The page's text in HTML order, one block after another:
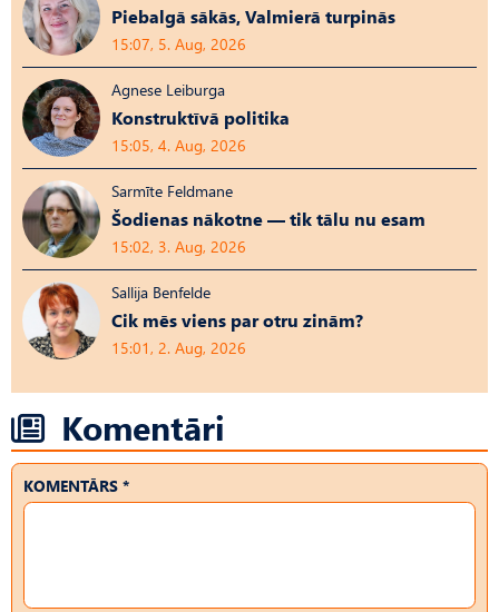
Piebalgā sākās, Valmierā turpinās
15:07, 5. Aug, 2026
Agnese Leiburga
Konstruktīvā politika
15:05, 4. Aug, 2026
Sarmīte Feldmane
Šodienas nākotne — tik tālu nu esam
15:02, 3. Aug, 2026
Sallija Benfelde
Cik mēs viens par otru zinām?
15:01, 2. Aug, 2026
Komentāri
KOMENTĀRS *